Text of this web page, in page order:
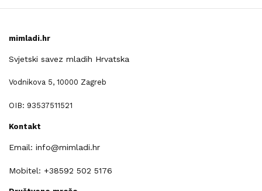
mimladi.hr
Svjetski savez mladih Hrvatska
Vodnikova 5, 10000 Zagreb
OIB: 93537511521
Kontakt
Email: info@mimladi.hr
Mobitel: +38592 502 5176